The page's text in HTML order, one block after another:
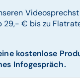
29,- € bis zu
kostenlose
Infogespräch.